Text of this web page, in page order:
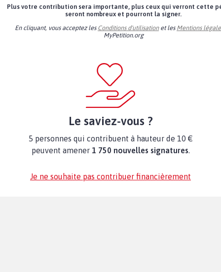
Plus votre contribution sera importante, plus ceux qui verront cette
seront nombreux et pourront la signer.
En cliquant, vous acceptez les Conditions d'utilisationet les Mentions
MyPetition.org
Le saviez-vous ?
5 personnes qui contribuent à hauteur de 10 €
peuvent amener 1 750 nouvelles signatures.
Je ne souhaite pas contribuer financièrement